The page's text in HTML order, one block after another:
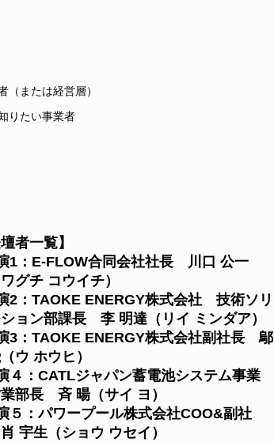
または経営層）
りたい事業者
壇者一覧】
1：E-FLOW合同会社社長 川口 公一
ワグチ コウイチ）
2：TAOKE ENERGY株式会社 技術ソリ
ョン部課長 李 明達（リイ ミンダア）
3：TAOKE ENERGY株式会社副社長 鄔
ウ ホウヒ）
４：CATLジャパン蓄電池システム事業
部長 斉 暘（サイ ヨ）
５：パワープール株式会社COO&副社
宇生（ショウ ウセイ）